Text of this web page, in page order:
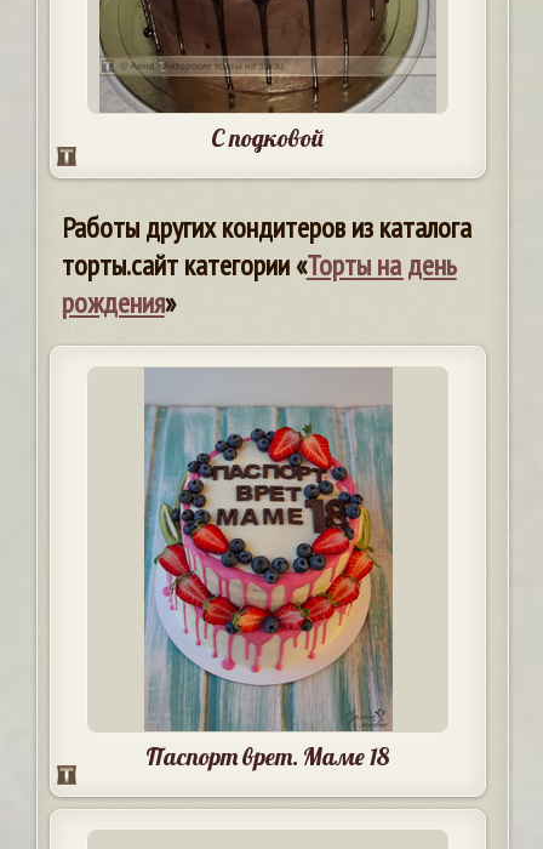
С подковой
Работы других кондитеров из каталога
торты.сайт категории «Торты на день
рождения»
Паспорт врет. Маме 18